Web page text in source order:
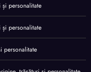
și personalitate
și personalitate
personalitate